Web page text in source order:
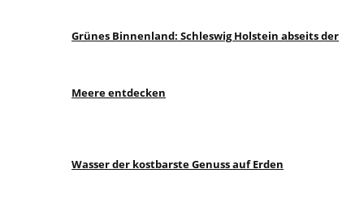
Grünes Binnenland: Schleswig Holstein abseits der
Meere entdecken
Wasser der kostbarste Genuss auf Erden